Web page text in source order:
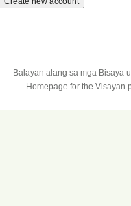
Balayan alang sa mga Bisaya
Homepage for the Visayan